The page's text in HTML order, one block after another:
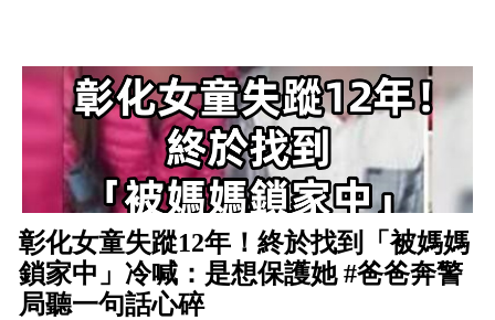
彰化女童失蹤12年！終於找到「被媽媽
鎖家中」冷喊：是想保護她 #爸爸奔警
局聽一句話心碎